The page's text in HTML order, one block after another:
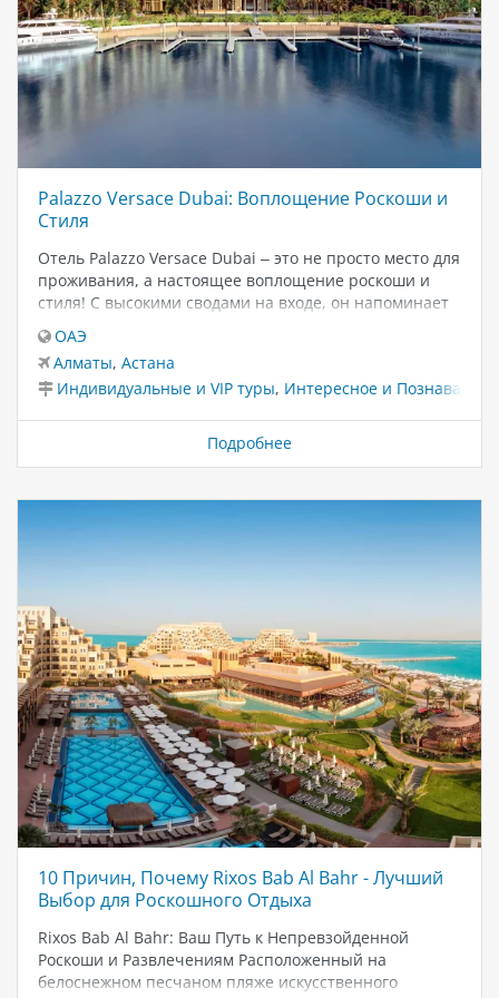
Palazzo Versace Dubai: Воплощение Роскоши и
Стиля
Отель Palazzo Versace Dubai – это не просто место для
проживания, а настоящее воплощение роскоши и
стиля! С высокими сводами на входе, он напоминает
сказочный замок, привлекая взгляды своим
великолепием. Каждый уголок этого отеля пронизан
атмосферой итальянского изыска, вдохновленного
брендом Versace. С 215 номерами и люксами, а также
поражающее своей изысканностью. Palazzo Versace
Dubai – это целый мир, где каждая деталь сделана с
расположение в историческом районе Дубай-Крик
делает его идеальным местом для вашего
пребывания. Отель находится всего в 8 минутах езды
ОАЭ
Алматы, Астана
Индивидуальные и VIP туры, Интересное и
Подробнее
10 Причин, Почему Rixos Bab Al Bahr - Лучший
Выбор для Роскошного Отдыха
Rixos Bab Al Bahr: Ваш Путь к Непревзойденной
Роскоши и Развлечениям Расположенный на
белоснежном песчаном пляже искусственного